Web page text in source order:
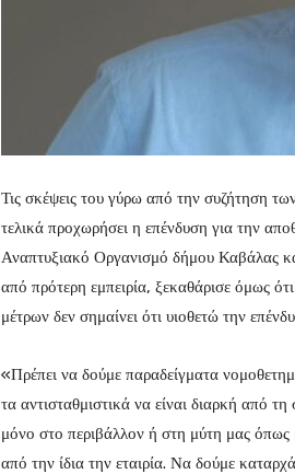
Τις σκέψεις του γύρω από την συζήτηση
τελικά προχωρήσει η επένδυση για την
Αναπτυξιακό Οργανισμό δήμου Καβάλας
από πρότερη εμπειρία, ξεκαθάρισε όμως
μέτρων δεν σημαίνει ότι υιοθετώ την
«Πρέπει να δούμε παραδείγματα
τα αντισταθμιστικά να είναι διαρκή από
μόνο στο περιβάλλον ή στη μύτη μας όπως
από την ίδια την εταιρία. Να δούμε